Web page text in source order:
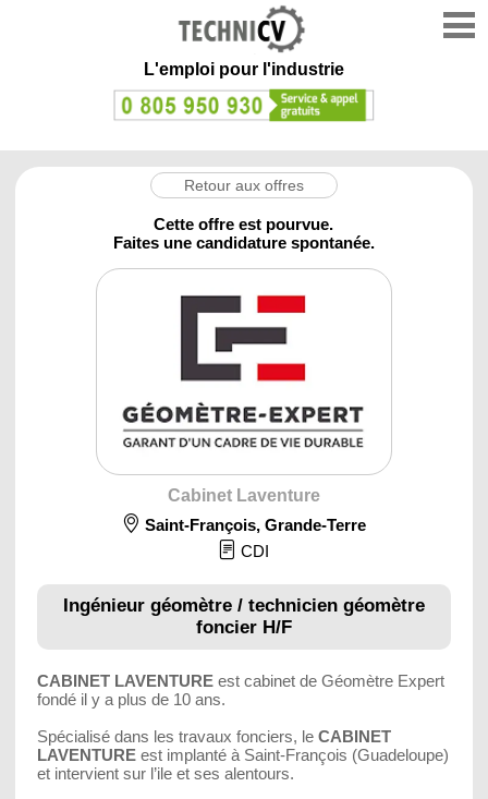
L'emploi pour l'industrie
Retour aux offres
Cette offre est pourvue.
Faites une candidature spontanée.
Cabinet Laventure
Saint-François, Grande-Terre
CDI
Ingénieur géomètre / technicien géomètre
foncier H/F
CABINET LAVENTUREest cabinet de Géomètre Expert
fondé il y a plus de 10 ans.
Spécialisé dans les travaux fonciers, le CABINET
LAVENTUREest implanté à Saint-François (Guadeloupe)
et intervient sur l’ile et ses alentours.